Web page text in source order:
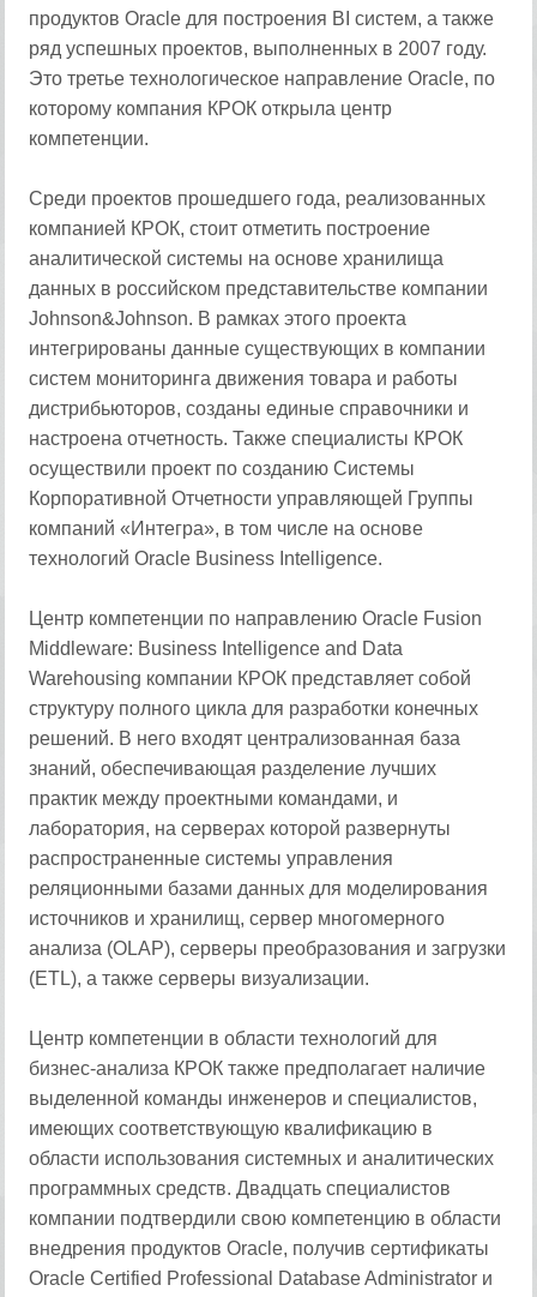
продуктов Oracle для построения BI систем, а также
ряд успешных проектов, выполненных в 2007 году.
Это третье технологическое направление Oracle, по
которому компания КРОК открыла центр
компетенции.
Среди проектов прошедшего года, реализованных
компанией КРОК, стоит отметить построение
аналитической системы на основе хранилища
данных в российском представительстве компании
Johnson&Johnson. В рамках этого проекта
интегрированы данные существующих в компании
систем мониторинга движения товара и работы
дистрибьюторов, созданы единые справочники и
настроена отчетность. Также специалисты КРОК
осуществили проект по созданию Системы
Корпоративной Отчетности управляющей Группы
компаний «Интегра», в том числе на основе
технологий Oracle Business Intelligence.
Центр компетенции по направлению Oracle Fusion
Middleware: Business Intelligence and Data
Warehousing компании КРОК представляет собой
структуру полного цикла для разработки конечных
решений. В него входят централизованная база
знаний, обеспечивающая разделение лучших
практик между проектными командами, и
лаборатория, на серверах которой развернуты
распространенные системы управления
реляционными базами данных для моделирования
источников и хранилищ, сервер многомерного
анализа (OLAP), серверы преобразования и загрузки
(ETL), а также серверы визуализации.
Центр компетенции в области технологий для
бизнес-анализа КРОК также предполагает наличие
выделенной команды инженеров и специалистов,
имеющих соответствующую квалификацию в
области использования системных и аналитических
программных средств. Двадцать специалистов
компании подтвердили свою компетенцию в области
внедрения продуктов Oracle, получив сертификаты
Oracle Certified Professional Database Administrator и